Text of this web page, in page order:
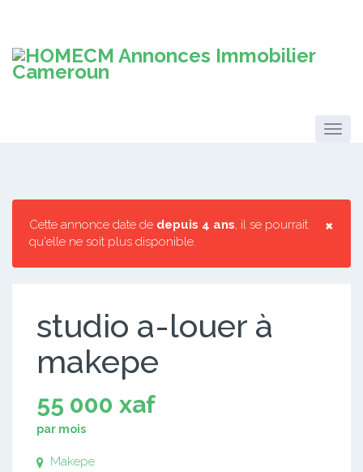
×
Cette annonce date de depuis 4 ans, il se pourrait
qu'elle ne soit plus disponible.
studio a-louer à
makepe
55 000 xaf
par mois
Makepe